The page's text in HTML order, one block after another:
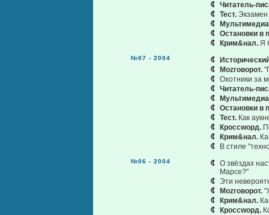
Читатель-
Тест. Экзамен
Остановки в
Крим&нал. Я
№07 - 2004
Моzговорот.
Охотники за
Читатель-
Остановки в
Тест. Как
Кроссwорд.
Крим&нал.
В стиле
№06 - 2004
О звёздах
Марсе?"
Эти
Моzговорот.
Крим&нал.
Кроссwорд.